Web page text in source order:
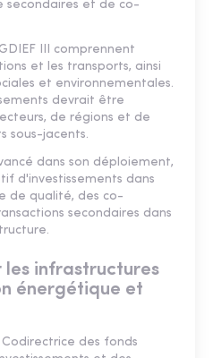
secondaires et de co-
III comprennent
et les transports, ainsi
et environnementales.
devrait être
de régions et de
sous-jacents.
dans son déploiement,
d'investissements dans
de qualité, des co-
secondaires dans
les infrastructures
énergétique et
des fonds